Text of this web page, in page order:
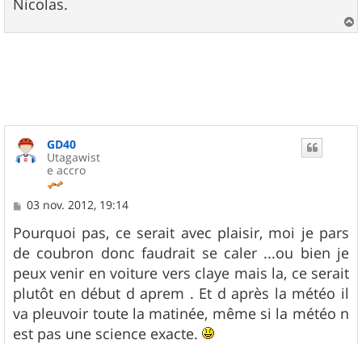
Nicolas.
a
GD40
Utagawist
e accro
M
s
s
a
g
e
03 nov. 2012, 19:14
Pourquoi pas, ce serait avec plaisir, moi je pars
de coubron donc faudrait se caler ...ou bien je
peux venir en voiture vers claye mais la, ce serait
plutôt en début d aprem . Et d après la météo il
va pleuvoir toute la matinée, même si la météo n
est pas une science exacte.